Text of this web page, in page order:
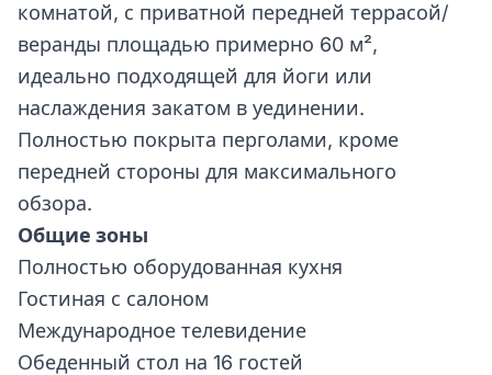
комнатой, с приватной передней террасой/
веранды площадью примерно 60 м²,
идеально подходящей для йоги или
наслаждения закатом в уединении.
Полностью покрыта перголами, кроме
передней стороны для максимального
обзора.
Общие зоны
Полностью оборудованная кухня
Гостиная с салоном
Международное телевидение
Обеденный стол на 16 гостей